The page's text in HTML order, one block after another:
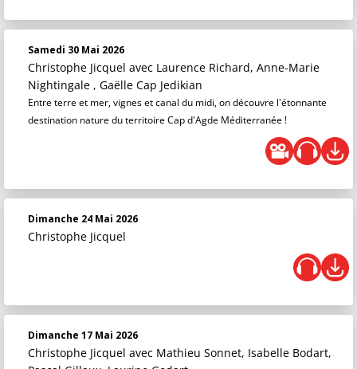
Samedi 30 Mai 2026
Christophe Jicquel avec Laurence Richard, Anne-Marie
Nightingale , Gaëlle Cap Jedikian
Entre terre et mer, vignes et canal du midi, on découvre l'étonnante
destination nature du territoire Cap d'Agde Méditerranée !
Dimanche 24 Mai 2026
Christophe Jicquel
Dimanche 17 Mai 2026
Christophe Jicquel avec Mathieu Sonnet, Isabelle Bodart,